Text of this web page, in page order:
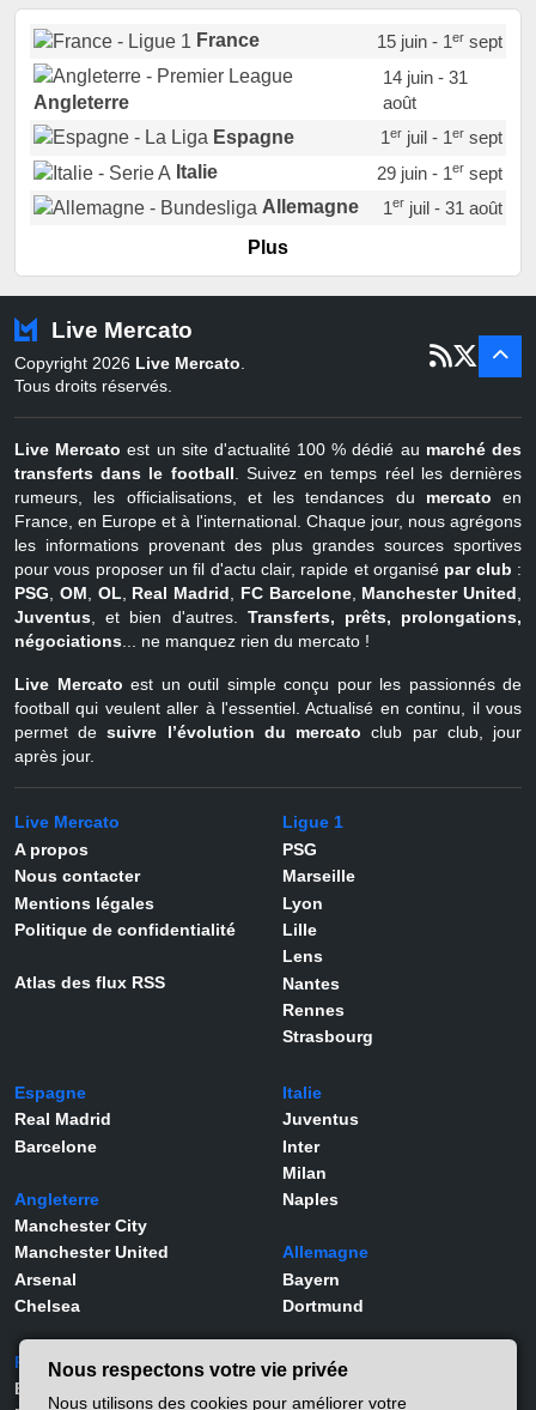
France 15 juin - 1ersept
Angleterre
14 juin - 31
août
Espagne
1erjuil - 1ersept
Italie
29 juin - 1ersept
Allemagne
1erjuil - 31 août
Portugal
Pays-Bas
22 juin - 2 sept
Belgique
juil - 31
Plus
Live Mercato
Copyright 2026 Live Mercato
Tous droits réservés.
Live Mercato est un site d'actualité 100 % dédié au marché des
transferts dans le football . Suivez en temps réel les dernières
rumeurs, les officialisations, et les tendances du mercato en
France, en Europe et à l'international. Chaque jour, nous agrégons
les informations provenant des plus grandes sources sportives
pour vous proposer un fil d'actu clair, rapide et organisé par club :
PSG
OM OL Real Madrid FC Barcelone, Manchester United
Juventus , et bien d'autres. Transferts, prêts, prolongations,
négociations ... ne manquez rien du mercato !
Live Mercato est un outil simple conçu pour les passionnés de
football qui veulent aller à l'essentiel. Actualisé en continu, il vous
permet desuivre l’évolution du mercato club par club, jour
après jour.
Live Mercato
A propos
Nous contacter
Mentions légales
Politique de confidentialité
Atlas des flux RSS
Ligue 1
PSG
Marseille
Lyon
Lille
Lens
Nantes
Rennes
Strasbourg
Espagne
Real Madrid
Barcelone
Angleterre
Manchester City
Manchester United
Arsenal
Chelsea
Italie
Juventus
Inter
Milan
Naples
Allemagne
Bayern
Dortmund
Portugal
Benfica
Joueurs
Nous respectons votre vie privée
Nous utilisons des cookies pour améliorer votre